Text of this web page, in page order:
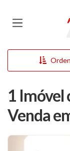
1 Imóvel
Venda